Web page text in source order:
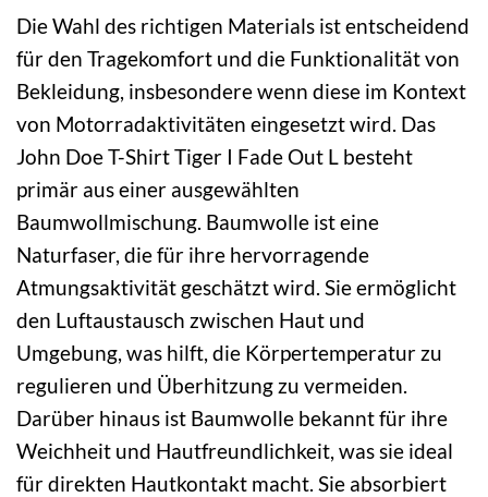
Die Wahl des richtigen Materials ist entscheidend
für den Tragekomfort und die Funktionalität von
Bekleidung, insbesondere wenn diese im Kontext
von Motorradaktivitäten eingesetzt wird. Das
John Doe T-Shirt Tiger I Fade Out L besteht
primär aus einer ausgewählten
Baumwollmischung. Baumwolle ist eine
Naturfaser, die für ihre hervorragende
Atmungsaktivität geschätzt wird. Sie ermöglicht
den Luftaustausch zwischen Haut und
Umgebung, was hilft, die Körpertemperatur zu
regulieren und Überhitzung zu vermeiden.
Darüber hinaus ist Baumwolle bekannt für ihre
Weichheit und Hautfreundlichkeit, was sie ideal
für direkten Hautkontakt macht. Sie absorbiert